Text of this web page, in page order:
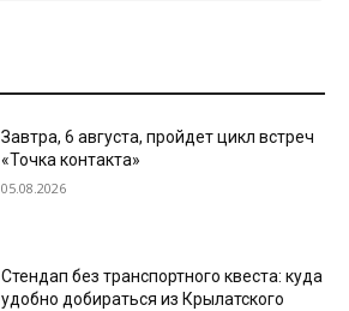
Завтра, 6 августа, пройдет цикл встреч
«Точка контакта»
05.08.2026
Стендап без транспортного квеста: куда
удобно добираться из Крылатского